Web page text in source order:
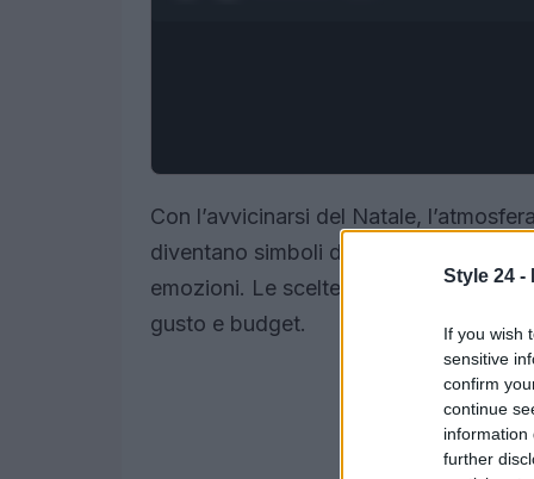
Style 24 -
If you wish
sensitive
confirm
continue
information
further
Con l’avvicinarsi del Natale,
diventano simboli di affetto, e i
emozioni. Le scelte di quest’anno
gusto e budget.